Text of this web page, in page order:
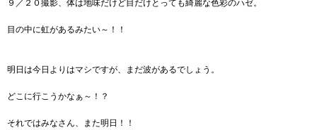
９／２０撮影、体は地味だけど目だけとっても綺麗な色彩のハゼ。
目の中に虹があるみたい～！！
明日は今日よりはマシですが、まだ波があるでしょう。
どこに行こうかなぁ～！？
それではみなさん、また明日！！